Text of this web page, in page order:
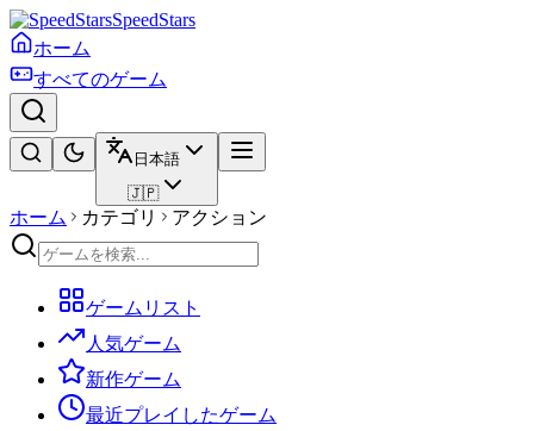
SpeedStars
ホーム
すべてのゲーム
日本語
🇯🇵
ホーム カテゴリ アクション
ゲームリスト
人気ゲーム
新作ゲーム
最近プレイしたゲーム